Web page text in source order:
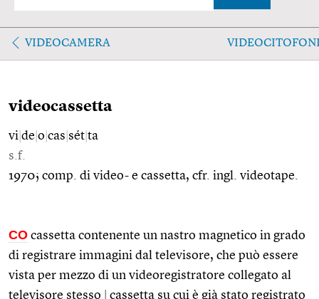
VIDEOCAMERA
videocassetta
vi de o cas sét ta
s.f.
1970; comp. di video- e cassetta, cfr. ingl. videotape.
CO cassetta contenente un nastro magnetico in grado
di registrare immagini dal televisore, che può essere
vista per mezzo di un videoregistratore collegato al
televisore stesso
cassetta su cui è già stato registrato